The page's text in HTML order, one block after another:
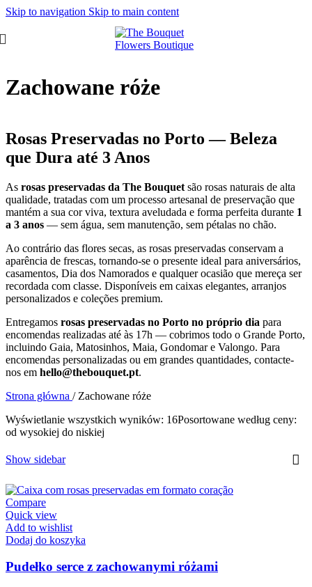
Skip to navigation Skip to main content
Zachowane róże
Rosas Preservadas no Porto — Beleza
que Dura até 3 Anos
As rosas preservadas da The Bouquet são rosas naturais de alta
qualidade, tratadas com um processo artesanal de preservação que
mantém a sua cor viva, textura aveludada e forma perfeita durante 1
a 3 anos — sem água, sem manutenção, sem pétalas no chão.
Ao contrário das flores secas, as rosas preservadas conservam a
aparência de frescas, tornando-se o presente ideal para aniversários,
casamentos, Dia dos Namorados e qualquer ocasião que mereça ser
recordada com classe. Disponíveis em caixas elegantes, arranjos
personalizados e coleções premium.
Entregamos rosas preservadas no Porto no próprio dia para
encomendas realizadas até às 17h — cobrimos todo o Grande Porto,
incluindo Gaia, Matosinhos, Maia, Gondomar e Valongo. Para
encomendas personalizadas ou em grandes quantidades, contacte-
nos em hello@thebouquet.pt.
Strona główna / Zachowane róże
Wyświetlanie wszystkich wyników: 16Posortowane według ceny:
od wysokiej do niskiej
Show sidebar
Compare
Quick view
Add to wishlist
Dodaj do koszyka
Pudełko serce z zachowanymi różami